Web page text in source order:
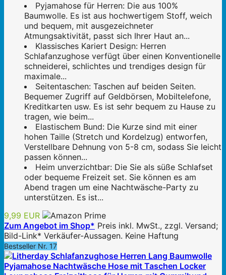
Pyjamahose für Herren: Die aus 100%
Baumwolle. Es ist aus hochwertigem Stoff, weich
und bequem, mit ausgezeichneter
Atmungsaktivität, passt sich Ihrer Haut an...
Klassisches Kariert Design: Herren
Schlafanzughose verfügt über einen Konventionelle
schneiderei, schlichtes und trendiges design für
maximale...
Seitentaschen: Taschen auf beiden Seiten.
Bequemer Zugriff auf Geldbörsen, Mobiltelefone,
Kreditkarten usw. Es ist sehr bequem zu Hause zu
tragen, wie beim...
Elastischem Bund: Die Kurze sind mit einer
hohen Taille (Stretch und Kordelzug) entworfen,
Verstellbare Dehnung von 5-8 cm, sodass Sie leicht
passen können...
Heim unverzichtbar: Die Sie als süße Schlafset
oder bequeme Freizeit set. Sie können es am
Abend tragen um eine Nachtwäsche-Party zu
unterstützen. Es ist...
9,99 EUR
Zum Angebot im Shop* Preis inkl. MwSt., zzgl. Versand;
Bild-Link* Verkäufer-Aussagen. Keine Haftung
Bestseller Nr. 17